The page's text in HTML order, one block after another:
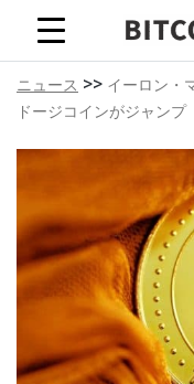
ビ
ニュース >> イーロン・
ドージコインがジャンプ